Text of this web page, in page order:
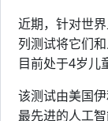
近期，针对世
列测试将它们
目前处于4岁儿
该测试由美国
最先进的人工